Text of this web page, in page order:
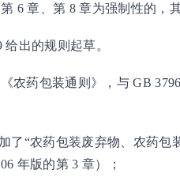
6 章、第 8 章为强制性的，
出的规则起草。
农药包装通则》，与 GB
“农药包装废弃物、农药包
年版的第 3 章）；